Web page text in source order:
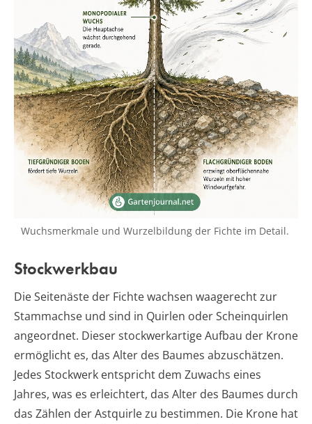
Wuchsmerkmale und Wurzelbildung der Fichte im Detail.
Stockwerkbau
Die Seitenäste der Fichte wachsen waagerecht zur
Stammachse und sind in Quirlen oder Scheinquirlen
angeordnet. Dieser stockwerkartige Aufbau der Krone
ermöglicht es, das Alter des Baumes abzuschätzen.
Jedes Stockwerk entspricht dem Zuwachs eines
Jahres, was es erleichtert, das Alter des Baumes durch
das Zählen der Astquirle zu bestimmen. Die Krone hat